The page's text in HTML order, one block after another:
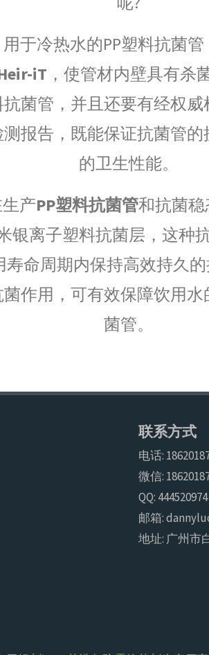
于冷热水的PP塑料抗菌
iT ，使管材内壁具有杀
菌管，并且还要有经权
报告，既能保证抗菌管
的卫生性能。
产PP塑料抗菌管和抗菌
银离子塑料抗菌层，这种
命周期内保持高效持久
作用，可有效保障饮用
菌管。
联系方式
电话:
微信:
QQ: 444520974
邮箱:
地址: 广州市